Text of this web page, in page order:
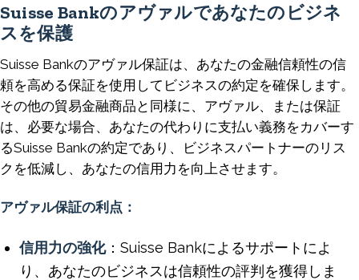
Suisse Bankのアヴァルであなたのビジネ
スを保護
Suisse Bankのアヴァル保証は、あなたの金融信頼性の信
頼を高める保証を使用してビジネスの約定を確保します。
その他の貿易金融商品と同様に、アヴァル、または保証
は、必要な場合、あなたの代わりに支払い義務をカバーす
るSuisse Bankの約定であり、ビジネスパートナーのリス
クを低減し、あなたの信用力を向上させます。
アヴァル保証の利点：
信用力の強化：Suisse Bankによるサポートによ
り、あなたのビジネスは信頼性の評判を獲得しま